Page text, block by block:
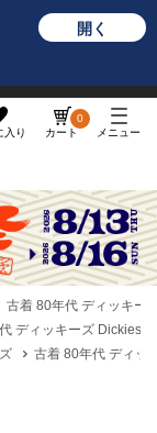
開く
入り カート
0
メニュー
古着 80年代 ディッキー
ディッキーズ Dickies
古着 80年代 ディッ